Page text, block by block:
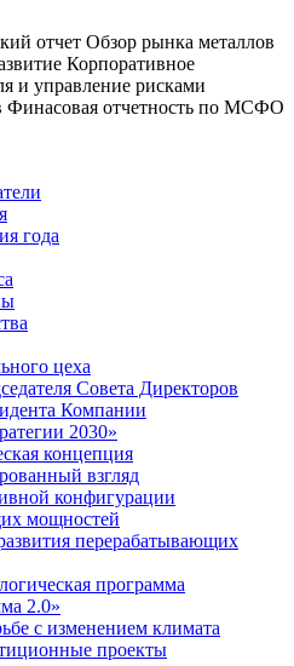
отчет Обзор рынка металлов
Корпоративное
и управление рисками
Финасовая отчетность по МСФО
года
цеха
Совета Директоров
Компании
2030»
концепция
взгляд
конфигурации
мощностей
перерабатывающих
программа
2.0»
с изменением климата
проекты